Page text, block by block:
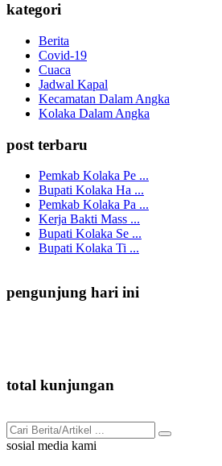
kategori
Berita
Covid-19
Cuaca
Jadwal Kapal
Kecamatan Dalam Angka
Kolaka Dalam Angka
post terbaru
Pemkab Kolaka Pe ...
Bupati Kolaka Ha ...
Pemkab Kolaka Pa ...
Kerja Bakti Mass ...
Bupati Kolaka Se ...
Bupati Kolaka Ti ...
pengunjung hari ini
total kunjungan
sosial media kami